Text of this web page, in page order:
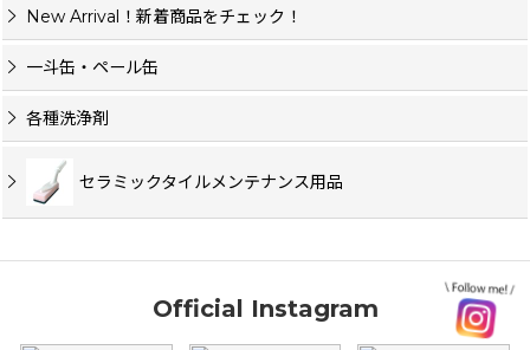
New Arrival！新着商品をチェック！
一斗缶・ペール缶
各種洗浄剤
セラミックタイルメンテナンス用品
Official Instagram